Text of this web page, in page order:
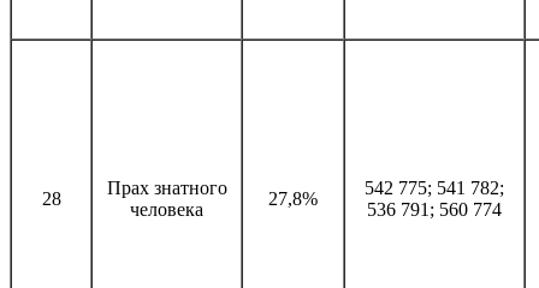
28
Прах знатного
человека
27,8%
542 775; 541 782;
536 791; 560 774